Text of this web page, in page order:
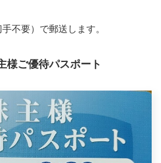
不要）で郵送します。
様ご優待パスポート